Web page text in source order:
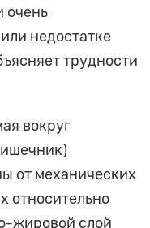
очень
недостатке
трудности
вокруг
от механических
относительно
жировой слой